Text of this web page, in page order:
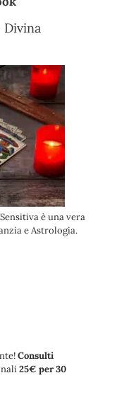
è una vera
e Astrologia.
Consulti
25€ per 30